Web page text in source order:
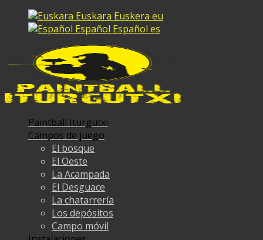
Euskara Euskera eu
Español Español es
Paintball Iturgutxi
Campos de juego
El bosque
El Oeste
La Acampada
El Desguace
La chatarrería
Los depósitos
Campo móvil